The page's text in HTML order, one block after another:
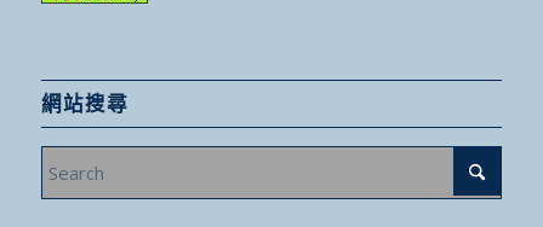
網站搜尋